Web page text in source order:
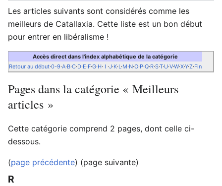
Les articles suivants sont considérés comme les
meilleurs de Catallaxia. Cette liste est un bon début
pour entrer en libéralisme !
Accès direct dans l'index alphabétique de la catégorie
Retour au début·0-9·A·B·C·D·E·F·G·H· I ·J·K·L·M·N·O·P·Q·R·S·T·U·V·W·X·Y·Z·Fin
Pages dans la catégorie « Meilleurs
articles »
Cette catégorie comprend 2 pages, dont celle ci-
dessous.
(page précédente) (page suivante)
R